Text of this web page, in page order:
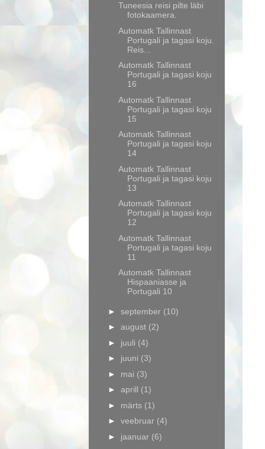
Tuneesia reisi pilte läbi
fotokaamera.
Automatk Tallinnast
Portugali ja tagasi koju.
Reis...
Automatk Tallinnast
Portugali ja tagasi koju
16
Automatk Tallinnast
Portugali ja tagasi koju
15
Automatk Tallinnast
Portugali ja tagasi koju
14
Automatk Tallinnast
Portugali ja tagasi koju
13
Automatk Tallinnast
Portugali ja tagasi koju
12
Automatk Tallinnast
Portugali ja tagasi koju
11
Automatk Tallinnast
Hispaaniasse ja
Portugali 10
► september (10)
► august (2)
► juuli (4)
► juuni (3)
► mai (3)
► aprill (1)
► märts (1)
► veebruar (4)
► jaanuar (6)